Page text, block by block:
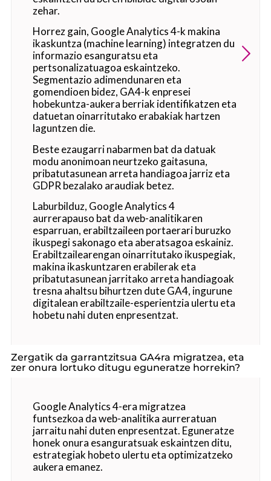
zehar.
Horrez gain, Google Analytics 4-k makina
ikaskuntza (machine learning) integratzen du
informazio esanguratsu eta
pertsonalizatuagoa eskaintzeko.
Segmentazio adimendunaren eta
gomendioen bidez, GA4-k enpresei
hobekuntza-aukera berriak identifikatzen eta
datuetan oinarritutako erabakiak hartzen
laguntzen die.
Beste ezaugarri nabarmen bat da datuak
modu anonimoan neurtzeko gaitasuna,
pribatutasunean arreta handiagoa jarriz eta
GDPR bezalako araudiak betez.
Laburbilduz, Google Analytics 4
aurrerapauso bat da web-analitikaren
esparruan, erabiltzaileen portaerari buruzko
ikuspegi sakonago eta aberatsagoa eskainiz.
Erabiltzailearengan oinarritutako ikuspegiak,
makina ikaskuntzaren erabilerak eta
pribatutasunean jarritako arreta handiagoak
tresna ahaltsu bihurtzen dute GA4, ingurune
digitalean erabiltzaile-esperientzia ulertu eta
hobetu nahi duten enpresentzat.
Zergatik da garrantzitsua GA4ra migratzea, eta
zer onura lortuko ditugu eguneratze horrekin?
Google Analytics 4-era migratzea
funtsezkoa da web-analitika aurreratuan
jarraitu nahi duten enpresentzat. Eguneratze
honek onura esanguratsuak eskaintzen ditu,
estrategiak hobeto ulertu eta optimizatzeko
aukera emanez.